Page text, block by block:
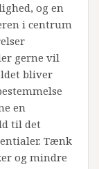
og en
i centrum
gerne vil
bliver
en
til det
Tænk
og mindre